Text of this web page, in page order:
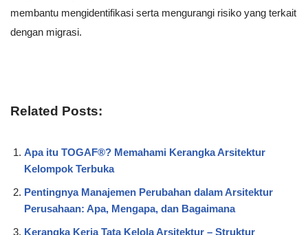
membantu mengidentifikasi serta mengurangi risiko yang terkait
dengan migrasi.
Related Posts:
Apa itu TOGAF®? Memahami Kerangka Arsitektur
Kelompok Terbuka
Pentingnya Manajemen Perubahan dalam Arsitektur
Perusahaan: Apa, Mengapa, dan Bagaimana
Kerangka Kerja Tata Kelola Arsitektur – Struktur